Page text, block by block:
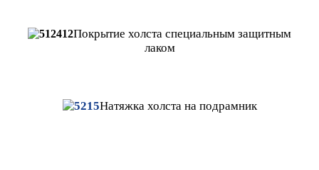
Покрытие холста специальным защитным
лаком
Натяжкахолста на подрамник